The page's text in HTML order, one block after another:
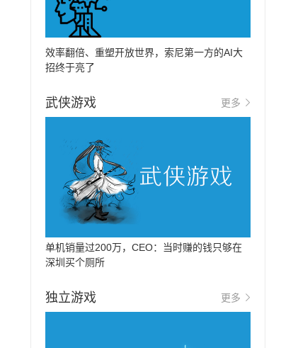
效率翻倍、重塑开放世界，索尼第一方的AI大
招终于亮了
武侠游戏 更多
单机销量过200万，CEO：当时赚的钱只够在
深圳买个厕所
独立游戏 更多